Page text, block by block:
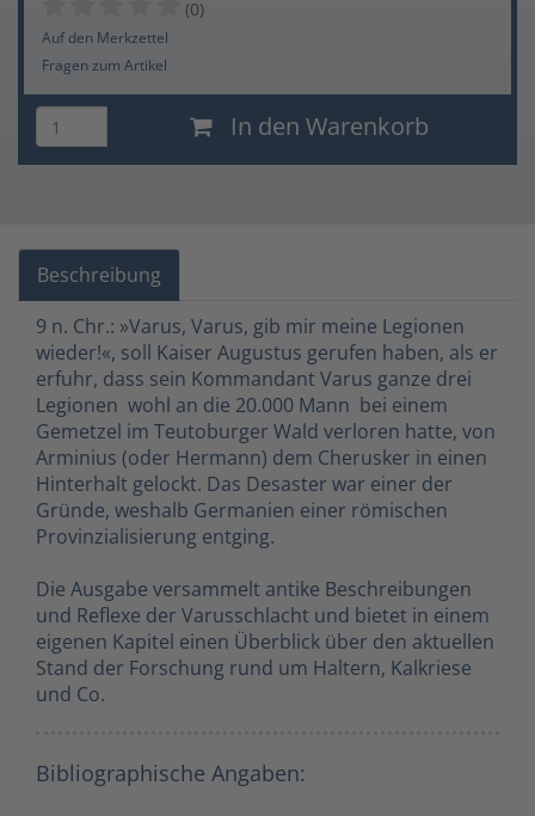
(0)
Auf den Merkzettel
Fragen zum Artikel
In den Warenkorb
Beschreibung
9 n. Chr.: »Varus, Varus, gib mir meine Legionen
wieder!«, soll Kaiser Augustus gerufen haben, als er
erfuhr, dass sein Kommandant Varus ganze drei
Legionen  wohl an die 20.000 Mann  bei einem
Gemetzel im Teutoburger Wald verloren hatte, von
Arminius (oder Hermann) dem Cherusker in einen
Hinterhalt gelockt. Das Desaster war einer der
Gründe, weshalb Germanien einer römischen
Provinzialisierung entging.
Die Ausgabe versammelt antike Beschreibungen
und Reflexe der Varusschlacht und bietet in einem
eigenen Kapitel einen Überblick über den aktuellen
Stand der Forschung rund um Haltern, Kalkriese
und Co.
Bibliographische Angaben: